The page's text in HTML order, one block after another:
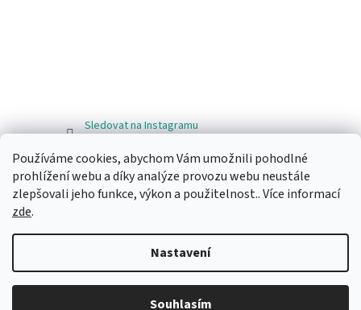
Používáme cookies, abychom Vám umožnili pohodlné
prohlížení webu a díky analýze provozu webu neustále
zlepšovali jeho funkce, výkon a použitelnost.. Více informací
zde.
Nastavení
Souhlasím
Sledovat na Instagramu
Facebook
Vytvořil Shoptet
Ragos.cz. Všechna práva vyhrazena.